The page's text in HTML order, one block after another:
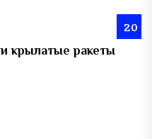
20
крылатые ракеты